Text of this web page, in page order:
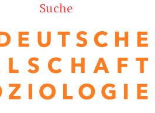
Suche